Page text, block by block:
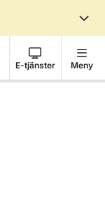
E-tjänster Meny